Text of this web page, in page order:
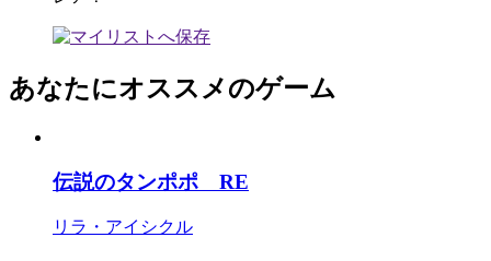
あなたにオススメのゲーム
伝説のタンポポ RE
リラ・アイシクル